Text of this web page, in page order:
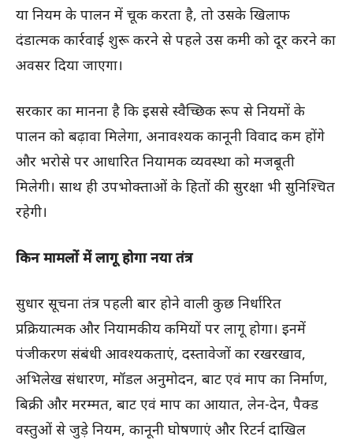
या नियम के पालन में चूक करता है, तो उसके खिलाफ
दंडात्मक कार्रवाई शुरू करने से पहले उस कमी को दूर करने का
अवसर दिया जाएगा।
सरकार का मानना है कि इससे स्वैच्छिक रूप से नियमों के
पालन को बढ़ावा मिलेगा, अनावश्यक कानूनी विवाद कम होंगे
और भरोसे पर आधारित नियामक व्यवस्था को मजबूती
मिलेगी। साथ ही उपभोक्ताओं के हितों की सुरक्षा भी सुनिश्चित
रहेगी।
किन मामलों में लागू होगा नया तंत्र
सुधार सूचना तंत्र पहली बार होने वाली कुछ निर्धारित
प्रक्रियात्मक और नियामकीय कमियों पर लागू होगा। इनमें
पंजीकरण संबंधी आवश्यकताएं, दस्तावेजों का रखरखाव,
अभिलेख संधारण, मॉडल अनुमोदन, बाट एवं माप का निर्माण,
बिक्री और मरम्मत, बाट एवं माप का आयात, लेन-देन, पैक्ड
वस्तुओं से जुड़े नियम, कानूनी घोषणाएं और रिटर्न दाखिल